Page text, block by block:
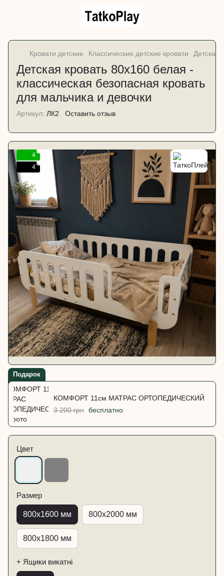
Кровати детские Классические детские кровати Детская
Детская кровать 80х160 белая -
классическая безопасная кровать
для мальчика и девочки
Артикул: ЛК2 Оставить отзыв
4
4
Подарок
КОМФОРТ 11см МАТРАС ОРТОПЕДИЧЕСКИЙ
3 200 грн бесплатно
Цвет
Размер
800х1600 мм 800х2000 мм
800х1800 мм
+ Ящики викатні